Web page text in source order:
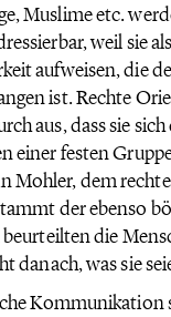
Muslime etc.
weil sie
aufweisen, die
ist. Rechte
aus, dass sie
einer festen
Mohler, dem
der ebenso
die
danach, was sie
Kommunikation